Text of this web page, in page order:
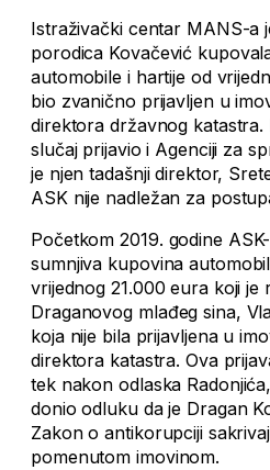
Istraživački centar MANS-a
porodica Kovačević
automobile i hartije od
bio zvanično prijavljen u
direktora državnog katastra.
slučaj prijavio i Agenciji za
je njen tadašnji direktor,
ASK nije nadležan za
Početkom 2019. godine
sumnjiva kupovina
vrijednog 21.000 eura koji je
Draganovog mlađeg sina,
koja nije bila prijavljena u
direktora katastra. Ova
tek nakon odlaska
donio odluku da je Dragan
Zakon o antikorupciji
pomenutom imovinom.